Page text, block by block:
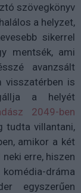
szövegkönyv
a helyzet,
sikerrel
mentsék, ami
avanzsált
visszatérben is
a helyét
2049-ben
tudta villantani,
amikor a két
erre, hiszen
dráma
egyszerűen